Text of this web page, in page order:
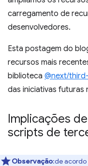
carregamento de
desenvolvedores.
Esta postagem do
recursos mais
biblioteca @next/
das iniciativas futuras
Implicações
scripts de
Observação:de